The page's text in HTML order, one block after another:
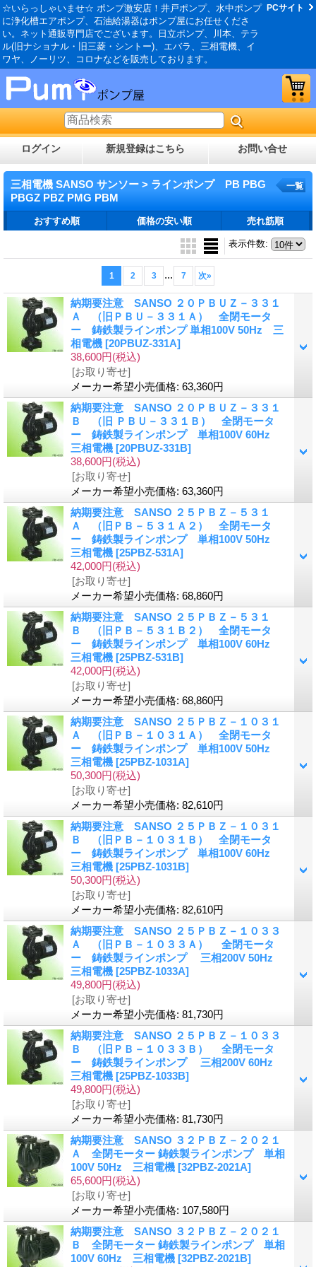
☆いらっしゃいませ☆ ポンプ激安店！井戸ポンプ、水中ポンプ
に浄化槽エアポンプ、石油給湯器はポンプ屋にお任せくださ
い。ネット通販専門店でございます。日立ポンプ、川本、テラ
ル(旧ナショナル・旧三菱・シントー)、エバラ、三相電機、イ
ワヤ、ノーリツ、コロナなどを販売しております。
PCサイト
ログイン 新規登録はこちら お問い合せ
三相電機 SANSO サンソー > ラインポンプ PB PBG
PBGZ PBZ PMG PBM
一覧
おすすめ順 価格の安い順 売れ筋順
表示件数:
1 2 3 ... 7 次»
納期要注意 SANSO ２０ＰＢＵＺ－３３１
Ａ （旧ＰＢＵ－３３１Ａ） 全閉モータ
ー 鋳鉄製ラインポンプ 単相100V 50Hz 三
相電機 [20PBUZ-331A]
38,600円(税込)
[お取り寄せ]
メーカー希望小売価格: 63,360円
納期要注意 SANSO ２０ＰＢＵＺ－３３１
Ｂ （旧 ＰＢＵ－３３１Ｂ） 全閉モータ
ー 鋳鉄製ラインポンプ 単相100V 60Hz
三相電機 [20PBUZ-331B]
38,600円(税込)
[お取り寄せ]
メーカー希望小売価格: 63,360円
納期要注意 SANSO ２５ＰＢＺ－５３１
Ａ （旧ＰＢ－５３１Ａ２） 全閉モータ
ー 鋳鉄製ラインポンプ 単相100V 50Hz
三相電機 [25PBZ-531A]
42,000円(税込)
[お取り寄せ]
メーカー希望小売価格: 68,860円
納期要注意 SANSO ２５ＰＢＺ－５３１
Ｂ （旧ＰＢ－５３１Ｂ２） 全閉モータ
ー 鋳鉄製ラインポンプ 単相100V 60Hz
三相電機 [25PBZ-531B]
42,000円(税込)
[お取り寄せ]
メーカー希望小売価格: 68,860円
納期要注意 SANSO ２５ＰＢＺ－１０３１
Ａ （旧ＰＢ－１０３１Ａ） 全閉モータ
ー 鋳鉄製ラインポンプ 単相100V 50Hz
三相電機 [25PBZ-1031A]
50,300円(税込)
[お取り寄せ]
メーカー希望小売価格: 82,610円
納期要注意 SANSO ２５ＰＢＺ－１０３１
Ｂ （旧ＰＢ－１０３１Ｂ） 全閉モータ
ー 鋳鉄製ラインポンプ 単相100V 60Hz
三相電機 [25PBZ-1031B]
50,300円(税込)
[お取り寄せ]
メーカー希望小売価格: 82,610円
納期要注意 SANSO ２５ＰＢＺ－１０３３
Ａ （旧ＰＢ－１０３３Ａ） 全閉モータ
ー 鋳鉄製ラインポンプ 三相200V 50Hz
三相電機 [25PBZ-1033A]
49,800円(税込)
[お取り寄せ]
メーカー希望小売価格: 81,730円
納期要注意 SANSO ２５ＰＢＺ－１０３３
Ｂ （旧ＰＢ－１０３３Ｂ） 全閉モータ
ー 鋳鉄製ラインポンプ 三相200V 60Hz
三相電機 [25PBZ-1033B]
49,800円(税込)
[お取り寄せ]
メーカー希望小売価格: 81,730円
納期要注意 SANSO ３２ＰＢＺ－２０２１
Ａ 全閉モーター 鋳鉄製ラインポンプ 単相
100V 50Hz 三相電機 [32PBZ-2021A]
65,600円(税込)
[お取り寄せ]
メーカー希望小売価格: 107,580円
納期要注意 SANSO ３２ＰＢＺ－２０２１
Ｂ 全閉モーター 鋳鉄製ラインポンプ 単相
100V 60Hz 三相電機 [32PBZ-2021B]